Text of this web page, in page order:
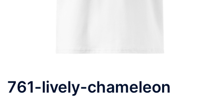
761-lively-chameleon